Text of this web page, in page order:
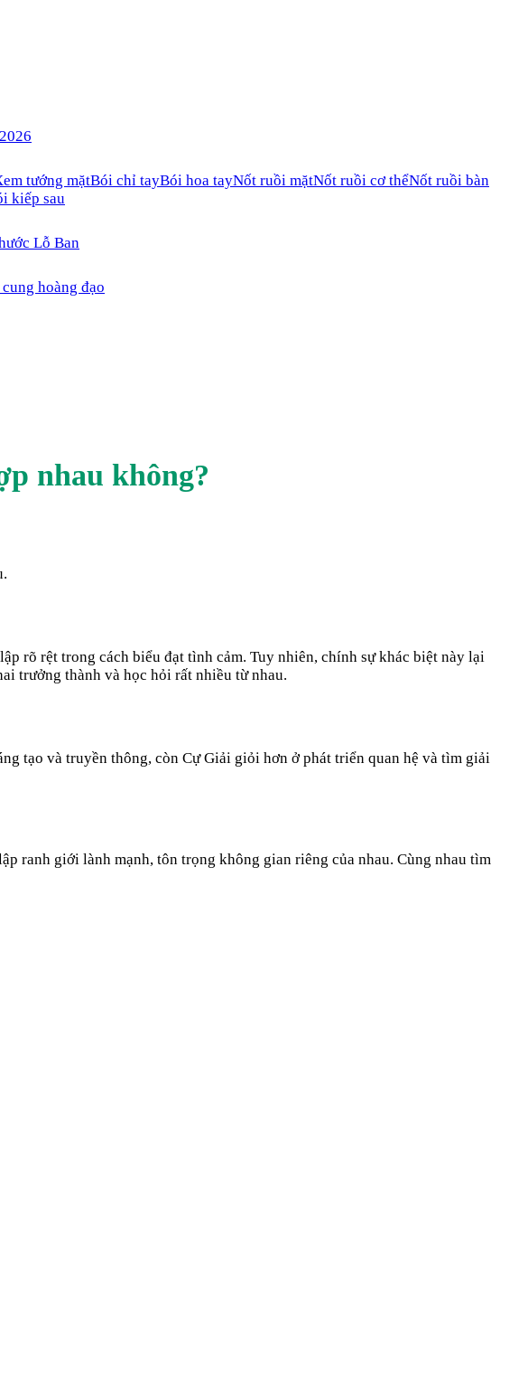
tướng mặtBói chỉ tayBói hoa tayNốt ruồi mặtNốt ruồi cơ thểNốt ruồi bàn
kiếp sau
Lỗ Ban
hoàng đạo
nhau không?
rõ rệt trong cách biểu đạt tình cảm. Tuy nhiên, chính sự khác biệt này lại
trưởng thành và học hỏi rất nhiều từ nhau.
tạo và truyền thông, còn Cự Giải giỏi hơn ở phát triển quan hệ và tìm giải
ranh giới lành mạnh, tôn trọng không gian riêng của nhau. Cùng nhau tìm